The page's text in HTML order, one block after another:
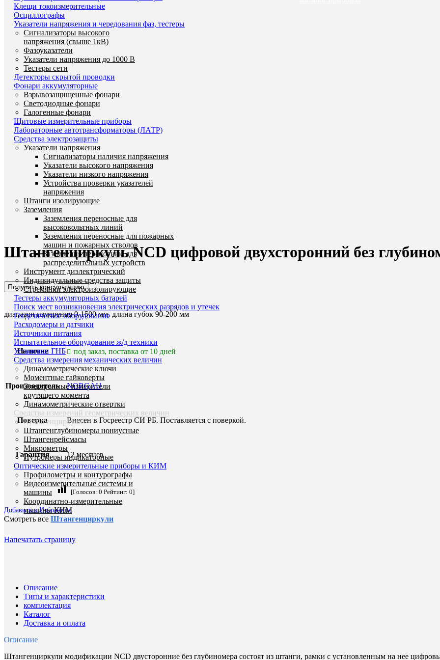
Клещи токоизмерительные
Осциллографы
Указатели напряжения и чередования фаз, тестеры
Сигнализаторы высокого
напряжения (свыше 1кВ)
Фазоуказатели
Указатели напряжения до 1000 В
Тестеры сети
Детекторы скрытой проводки
Фонари аккумуляторные
Взрывозащищенные фонари
Светодиодные фонари
Галогенные фонари
Щитовые измерительные приборы
Лабораторные автотрансформаторы (ЛАТР)
Средства электрозащиты
Указатели напряжения
Сигнализаторы наличия напряжения
Указатели высокого напряжения
Указатели низкого напряжения
Устройства проверки указателей
напряжения
Штанги изолирующие
Заземления
Заземления переносные для
высоковольтных линий
Заземления переносные для пожарных
машин и пожарных стволов
Заземления переносные для
распределительных устройств
Инструмент диэлектрический
Индивидуальные средства защиты
Стремянки электроизолирующие
Тестеры аккумуляторных батарей
Поиск мест возникновения электрических разрядов и утечек
Геодезическое оборудование
Расходомеры и датчики
Источники питания
Испытательное оборудование ж/д техники
Установки ГНБ
Средства измерения механических величин
Динамометрические ключи
Моментные гайковерты
Электронные измерители
крутящего момента
Динамометрические отвертки
Средства измерений геометрических величин
Штангенциркули
Штангенглубиномеры нониусные
Штангенрейсмасы
Микрометры
Нутромеры индикаторные
Оптические измерительные приборы и КИМ
Профилометры и контурографы
Видеоизмерительные системы и
машины
Координатно-измерительные
машины КИМ
Увеличить
Штангенциркуль NCD цифровой двухсторонний без
Получить консультацию
диапазон измерения 0-1500 мм, длина губок 90-200 мм
Наличие под заказ, поставка от 10 дней
Производитель NORGAU
Поверка Внесен в Госреестр СИ РБ. Поставляется с поверкой.
Гарантия 12 месяцев
[Голосов: 0 Рейтинг: 0]
Добавить в Избранное
Смотреть все Штангенциркули
Напечатать страницу
Описание
Типы и характеристики
комплектация
Каталог
Доставка и оплата
Описание
Штангенциркули модификации NCD двусторонние без глубиномера состоят из штанги, рамки с установленным на нее